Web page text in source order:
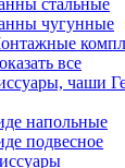
стальные
чугунные
все
чаши
напольные
подвесное